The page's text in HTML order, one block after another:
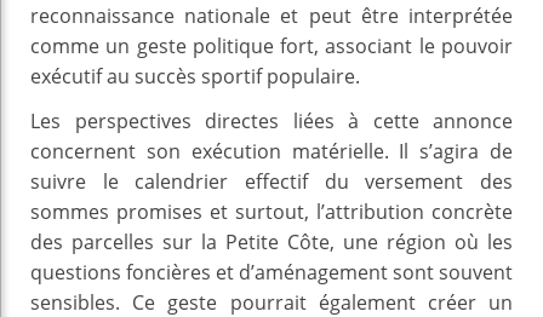
reconnaissance nationale et peut être interprétée
comme un geste politique fort, associant le pouvoir
exécutif au succès sportif populaire.
Les perspectives directes liées à cette annonce
concernent son exécution matérielle. Il s’agira de
suivre le calendrier effectif du versement des
sommes promises et surtout, l’attribution concrète
des parcelles sur la Petite Côte, une région où les
questions foncières et d’aménagement sont souvent
sensibles. Ce geste pourrait également créer un